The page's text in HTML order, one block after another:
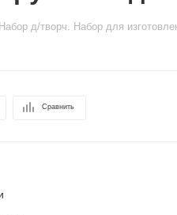
Набор д/творч. Набор для
Сравнить